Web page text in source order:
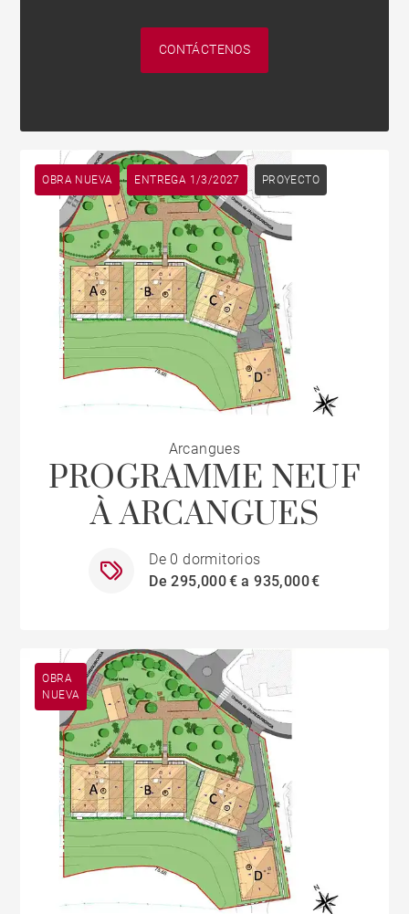
CONTÁCTENOS
OBRA NUEVA ENTREGA 1/3/2027 PROYECTO
Arcangues
PROGRAMME NEUF
À ARCANGUES
De 0 dormitorios
De 295,000 € a 935,000 €
OBRA
NUEVA